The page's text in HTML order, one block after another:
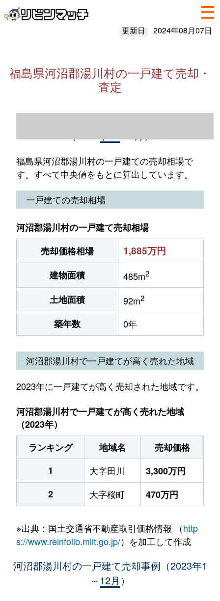
更新日 2024年08月07日
福島県河沼郡湯川村の一戸建て売却・
査定
福島県河沼郡湯川村の一戸建ての売却相場で
す。すべて中央値をもとに算出しています。
一戸建ての売却相場
河沼郡湯川村の一戸建て売却相場
売却価格相場
1,885万円
建物面積 485m2
土地面積 92m2
築年数 0年
河沼郡湯川村で一戸建てが高く売れた地域
2023年に一戸建てが高く売却された地域です。
河沼郡湯川村で一戸建てが高く売れた地域
（2023年）
ランキング
地域名
売却価格
1
大字田川
3,300万円
2
大字桜町 470万円
※出典：国土交通省不動産取引価格情報 （http
s://www.reinfolib.mlit.go.jp/）を加工して作成
河沼郡湯川村の一戸建て売却事例（2023年1
～12月）